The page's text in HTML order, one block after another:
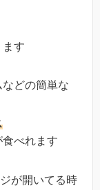
す
どの簡単な
べれます
が開いてる時